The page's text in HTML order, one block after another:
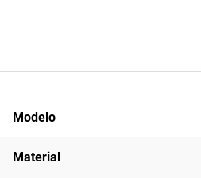
Modelo
Material